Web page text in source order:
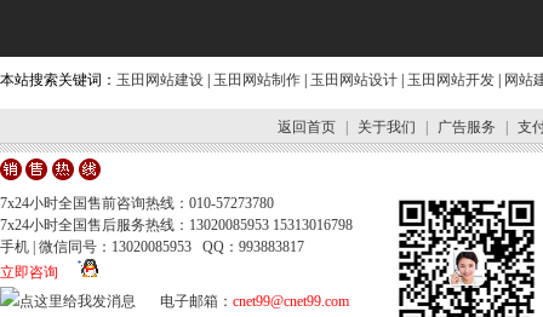
本站搜索关键词： 玉田网站建设 玉田网站制作 玉田网站设计 玉田网站开发 网站
返回首页 关于我们 广告服务 支
7x24小时全国售前咨询热线：010-57273780
7x24小时全国售后服务热线：13020085953 15313016798
手机 | 微信同号：13020085953 QQ：993883817
立即咨询
电子邮箱： cnet99@cnet99.com